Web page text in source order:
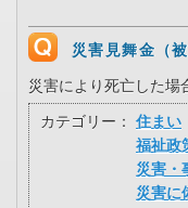
災害見舞金（
災害により死亡した場
カテゴリー：
住まい
福祉政
災害・
災害に